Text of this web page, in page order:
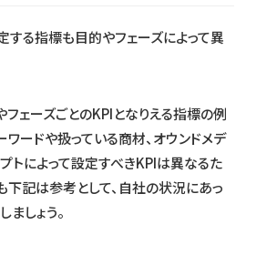
する指標も目的やフェーズによって異
ェーズごとのKPIとなりえる指標の例
ワードや扱っている商材、オウンドメデ
トによって設定すべきKPIは異なるた
下記は参考として、自社の状況にあっ
ましょう。